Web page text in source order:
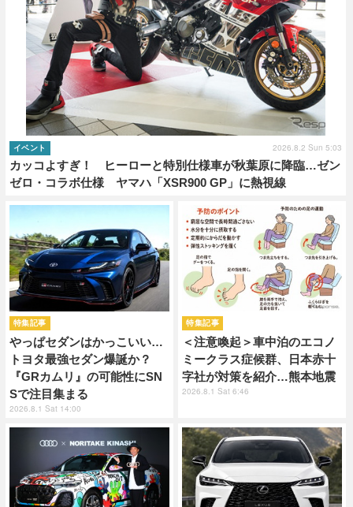
カッコよすぎ！ ヒーローと特別仕様車が秋葉原に降臨…ゼン
ゼロ・コラボ仕様 ヤマハ「XSR900 GP」に熱視線
イベント 2026.8.2 Sun 5:03
やっぱセダンはかっこいい…
トヨタ最強セダン爆誕か？
『GRカムリ』の可能性にSN
Sで注目集まる
特集記事
2026.8.1 Sat 14:00
＜注意喚起＞車中泊のエコノ
ミークラス症候群、日本赤十
字社が対策を紹介…熊本地震
特集記事
2026.8.1 Sat 6:46